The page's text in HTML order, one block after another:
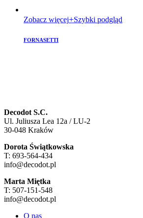
Zobacz więcej Szybki podgląd
FORNASETTI
Decodot S.C.
Ul. Juliusza Lea 12a / LU-2
30-048 Kraków
Dorota Świątkowska
T: 693-564-434
info@decodot.pl
Marta Miętka
T: 507-151-548
info@decodot.pl
O nas